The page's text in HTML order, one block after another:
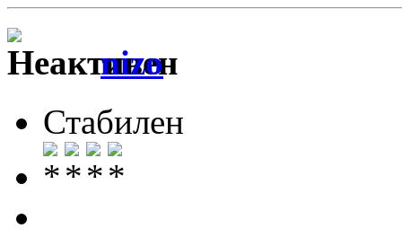
nizo
Стабилен